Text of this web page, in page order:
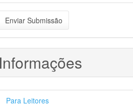
Enviar Submissão
Para Leitores